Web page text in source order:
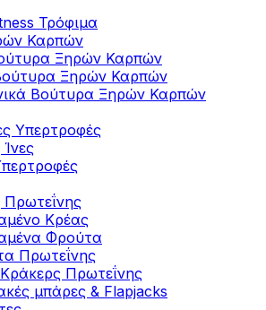
Τρόφιμα
Καρπών
Ξηρών Καρπών
Ξηρών Καρπών
Βούτυρα Ξηρών Καρπών
Υπερτροφές
Κρέας
Φρούτα
Πρωτεΐνης
Πρωτεΐνης
μπάρες & Flapjacks